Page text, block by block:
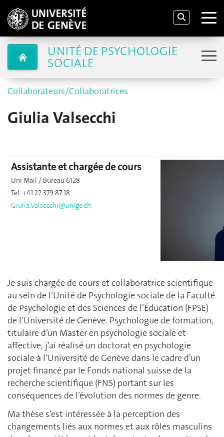
UNITÉ DE PSYCHOLOGIE
SOCIALE
Collaborateurs/Collaboratrices
Giulia Valsecchi
Assistante et chargée de cours
Uni Mail / Bureau 6128
Tel. +41 22 379 87 18
Giulia.Valsecchi@unige.ch
Je suis chargée de cours et collaboratrice scientifique
au sein de l’Unité de Psychologie sociale de la Faculté
de Psychologie et des Sciences de l’Éducation (FPSE)
de l’Université de Genève. Psychologue de formation,
titulaire d’un Master en psychologie sociale et
affective, j’ai réalisé un doctorat en psychologie
sociale à l’Université de Genève dans le cadre d’un
projet financé par le Fonds national suisse de la
recherche scientifique (FNS) portant sur les
conséquences de l’évolution des normes de genre.
Ma thèse s’est intéressée à la perception des
changements liés aux normes et aux rôles masculins